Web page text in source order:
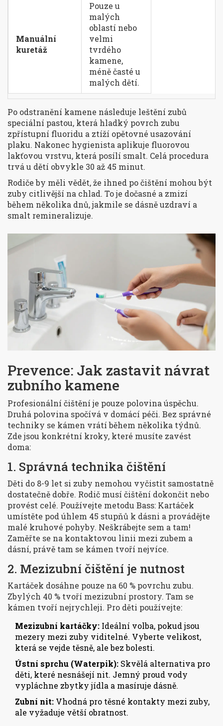
Manuální
kuretáž
Pouze u
malých
oblastí nebo
velmi
tvrdého
kamene,
méně časté u
malých dětí.
Po odstranění kamene následuje leštění zubů
speciální pastou, která hladký povrch zubu
zpřístupní fluoridu a ztíží opětovné usazování
plaku. Nakonec hygienista aplikuje fluorovou
lakťovou vrstvu, která posílí smalt. Celá procedura
trvá u dětí obvykle 30 až 45 minut.
Rodiče by měli vědět, že ihned po čištění mohou být
zuby citlivější na chlad. To je dočasné a zmizí
během několika dnů, jakmile se dásně uzdraví a
smalt remineralizuje.
Prevence: Jak zastavit návrat
zubního kamene
Profesionální čištění je pouze polovina úspěchu.
Druhá polovina spočívá v domácí péči. Bez správné
techniky se kámen vrátí během několika týdnů.
Zde jsou konkrétní kroky, které musíte zavést
doma:
1. Správná technika čištění
Děti do 8-9 let si zuby nemohou vyčistit samostatně
dostatečně dobře. Rodič musí čištění dokončit nebo
provést celé. Používejte metodu Bass: Kartáček
umístěte pod úhlem 45 stupňů k dásni a provádějte
malé kruhové pohyby. Neškrábejte sem a tam!
Zaměřte se na kontaktovou linii mezi zubem a
dásní, právě tam se kámen tvoří nejvíce.
2. Mezizubní čištění je nutnost
Kartáček dosáhne pouze na 60 % povrchu zubu.
Zbylých 40 % tvoří mezizubní prostory. Tam se
kámen tvoří nejrychleji. Pro děti používejte:
Mezizubní kartáčky: Ideální volba, pokud jsou
mezery mezi zuby viditelné. Vyberte velikost,
která se vejde těsně, ale bez bolesti.
Ústní sprchu (Waterpik): Skvělá alternativa pro
děti, které nesnášejí nit. Jemný proud vody
vypláchne zbytky jídla a masíruje dásně.
Zubní nit: Vhodná pro těsné kontakty mezi zuby,
ale vyžaduje větší obratnost.